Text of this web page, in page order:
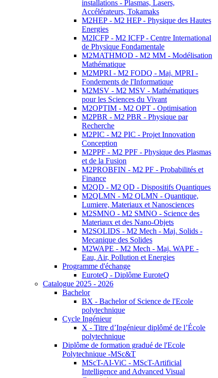
installations - Plasmas, Lasers,
Accélérateurs, Tokamaks
M2HEP - M2 HEP - Physique des Hautes
Energies
M2ICFP - M2 ICFP - Centre International
de Physique Fondamentale
M2MATHMOD - M2 MM - Modélisation
Mathématique
M2MPRI - M2 FODQ - Maj. MPRI -
Fondements de l'Informatique
M2MSV - M2 MSV - Mathématiques
pour les Sciences du Vivant
M2OPTIM - M2 OPT - Optimisation
M2PBR - M2 PBR - Physique par
Recherche
M2PIC - M2 PIC - Projet Innovation
Conception
M2PPF - M2 PPF - Physique des Plasmas
et de la Fusion
M2PROBFIN - M2 PF - Probabilités et
Finance
M2QD - M2 QD - Dispositifs Quantiques
M2QLMN - M2 QLMN - Quantique,
Lumiere, Materiaux et Nanosciences
M2SMNO - M2 SMNO - Science des
Materiaux et des Nano-Objets
M2SOLIDS - M2 Mech - Maj. Solids -
Mecanique des Solides
M2WAPE - M2 Mech - Maj. WAPE -
Eau, Air, Pollution et Energies
Programme d'échange
EuroteQ - Diplôme EuroteQ
Catalogue 2025 - 2026
Bachelor
BX - Bachelor of Science de l'Ecole
polytechnique
Cycle Ingénieur
X - Titre d’Ingénieur diplômé de l’École
polytechnique
Diplôme de formation gradué de l'Ecole
Polytechnique -MSc&T
MScT-AI-ViC - MScT-Artificial
Intelligence and Advanced Visual